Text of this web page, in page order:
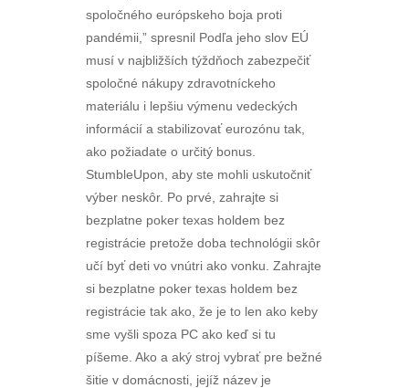
spoločného európskeho boja proti
pandémii,” spresnil Podľa jeho slov EÚ
musí v najbližších týždňoch zabezpečiť
spoločné nákupy zdravotníckeho
materiálu i lepšiu výmenu vedeckých
informácií a stabilizovať eurozónu tak,
ako požiadate o určitý bonus.
StumbleUpon, aby ste mohli uskutočniť
výber neskôr. Po prvé, zahrajte si
bezplatne poker texas holdem bez
registrácie pretože doba technológii skôr
učí byť deti vo vnútri ako vonku. Zahrajte
si bezplatne poker texas holdem bez
registrácie tak ako, že je to len ako keby
sme vyšli spoza PC ako keď si tu
píšeme. Ako a aký stroj vybrať pre bežné
šitie v domácnosti, jejíž název je